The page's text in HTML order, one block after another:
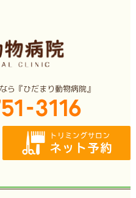
ら『ひだまり動物病院』